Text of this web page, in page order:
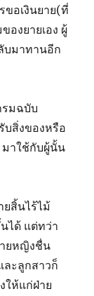
ขอเงินยาย(ที่
องยายเอง ผู้
บมาทานอีก
มฉบับ
สิ่งของหรือ
าใช้กับผู้นั้น
สิ้นไร้ไม้
ได้ แต่ทว่า
ยหญิงชื่น
ละลูกสาวก็
ให้แก่ฝ่าย